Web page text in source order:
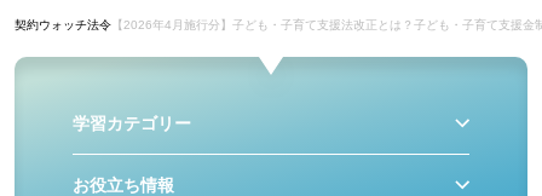
契約ウォッチ法令 【2026年4月施行分】子ども・子育て支援法改正とは？子ども・子育て支援金
学習カテゴリー
お役立ち情報